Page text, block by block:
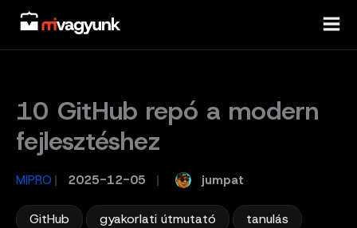
Skip
content
10 GitHub repó a modern
fejlesztéshez
MIPRO / 2025-12-05 jumpat
GitHub gyakorlati útmutató tanulás